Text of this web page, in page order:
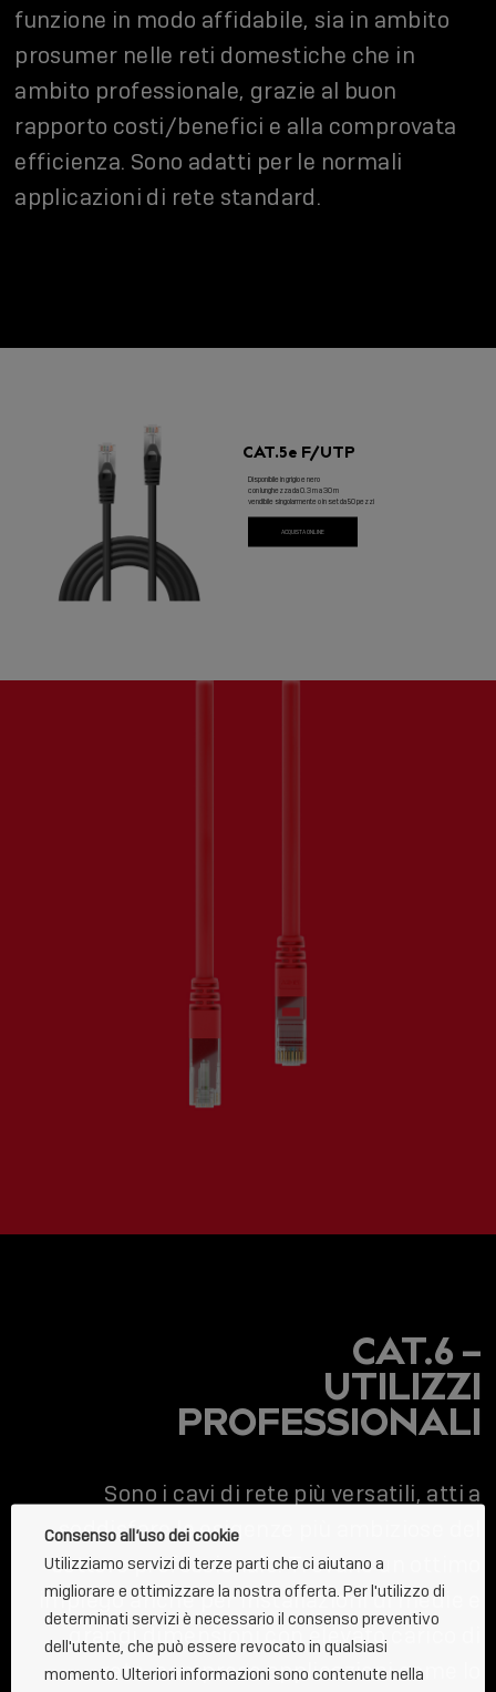
funzione in modo affidabile, sia in ambito
prosumer nelle reti domestiche che in
ambito professionale, grazie al buon
rapporto costi/benefici e alla comprovata
efficienza. Sono adatti per le normali
applicazioni di rete standard.
CAT.5e F/UTP
Disponibile in grigio e nero
con lunghezza da 0.3 m a 30 m
vendibile singolarmente o in set da 50 pezzi
ACQUISTA ONLINE
CAT.6 –
UTILIZZI
PROFESSIONALI
Sono i cavi di rete più versatili, atti a
soddisfare le esigenze più ambiziose del
settore professionale. Trovano un ottimo
impiego anche per installazioni di medie e
grandi dimensioni con elevato carico di
rete, comprese applicazioni come lo
Consenso all’uso dei cookie
Utilizziamo servizi di terze parti che ci aiutano a
migliorare e ottimizzare la nostra offerta. Per l'utilizzo di
determinati servizi è necessario il consenso preventivo
dell'utente, che può essere revocato in qualsiasi
momento. Ulteriori informazioni sono contenute nella